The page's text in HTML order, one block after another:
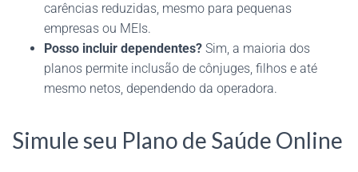
carências reduzidas, mesmo para pequenas
empresas ou MEIs.
Posso incluir dependentes? Sim, a maioria dos
planos permite inclusão de cônjuges, filhos e até
mesmo netos, dependendo da operadora.
Simule seu Plano de Saúde Online